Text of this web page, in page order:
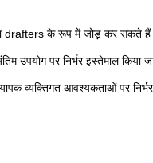
drafters के रूप में जोड़ कर
उपयोग पर निर्भर इस्तेमाल किया
व्यक्तिगत आवश्यकताओं पर